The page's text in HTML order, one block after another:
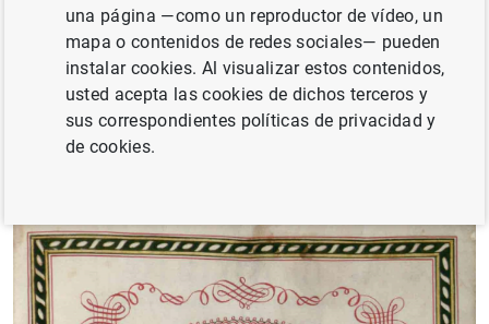
Institucional del Banco de España
.
Los documentos accesibles actualmente son los
siguientes:
una página —como un reproductor de vídeo, un
mapa o contenidos de redes sociales— pueden
instalar cookies. Al visualizar estos contenidos,
usted acepta las cookies de dichos terceros y
sus correspondientes políticas de privacidad y
de cookies.